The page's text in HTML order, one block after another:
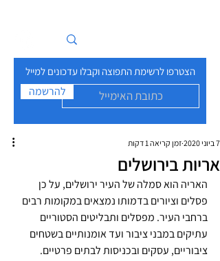
הצטרפו לרשימת התפוצה וקבלו עדכונים למייל
להרשמה
אריות בירושלים
7 ביוני 2020 זמן קריאה 1 דקות
האריה הוא סמלה של העיר ירושלים, על כן
פסלים וציורים בדמותו נמצאים במקומות רבים
ברחבי העיר. מפסלים ותבליטים הסטוריים
עתיקים במבני ציבור ועד אומנותיים בשטחים
ציבוריים, עסקים ובכניסות לבתים פרטיים.